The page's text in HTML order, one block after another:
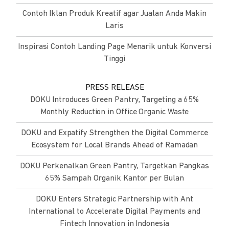
Contoh Iklan Produk Kreatif agar Jualan Anda Makin
Laris
Inspirasi Contoh Landing Page Menarik untuk Konversi
Tinggi
PRESS RELEASE
DOKU Introduces Green Pantry, Targeting a 65%
Monthly Reduction in Office Organic Waste
DOKU and Expatify Strengthen the Digital Commerce
Ecosystem for Local Brands Ahead of Ramadan
DOKU Perkenalkan Green Pantry, Targetkan Pangkas
65% Sampah Organik Kantor per Bulan
DOKU Enters Strategic Partnership with Ant
International to Accelerate Digital Payments and
Fintech Innovation in Indonesia